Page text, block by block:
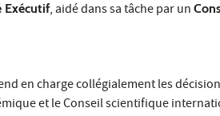
Exécutif, aidé dans sa tâche par un
en charge collégialement les
et le Conseil scientifique